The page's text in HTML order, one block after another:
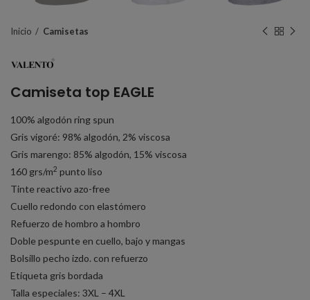
Inicio Camisetas
Camiseta top EAGLE
100% algodón ring spun
Gris vigoré: 98% algodón, 2% viscosa
Gris marengo: 85% algodón, 15% viscosa
160 grs/m2 punto liso
Tinte reactivo azo-free
Cuello redondo con elastómero
Refuerzo de hombro a hombro
Doble pespunte en cuello, bajo y mangas
Bolsillo pecho izdo. con refuerzo
Etiqueta gris bordada
Talla especiales: 3XL – 4XL